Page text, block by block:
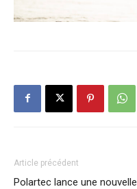
Article précédent
Polartec lance une nouvelle